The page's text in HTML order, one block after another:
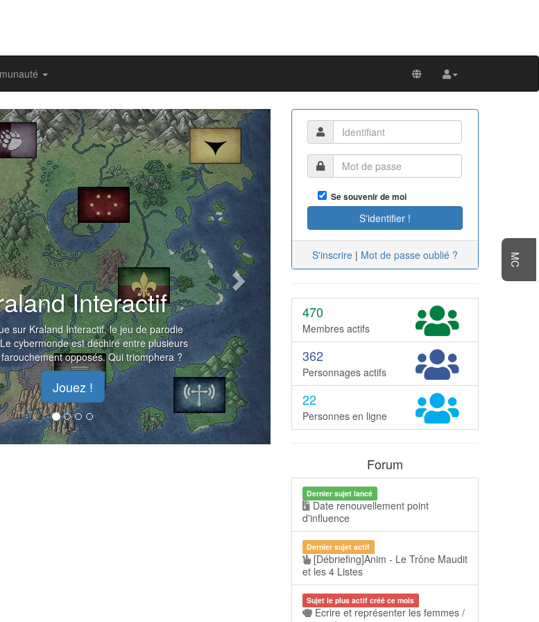
Interactif
sur Kraland Interactif, le jeu de parodie
cybermonde est déchiré entre plusieurs
opposés. Qui triomphera ?
Jouez !
Next
Se souvenir de moi
S'inscrire | Mot de passe oublié ?
470
Membres actifs
362
Personnages actifs
22
Personnes en ligne
Forum
Dernier sujet lancé
Date renouvellement point
d'influence
Dernier sujet actif
[Débriefing]Anim - Le Trône Maudit
et les 4 Listes
Sujet le plus actif créé ce mois
Ecrire et représenter les femmes /
MC